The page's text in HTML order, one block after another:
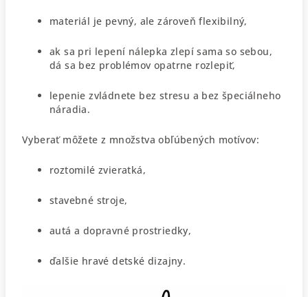
materiál je pevný, ale zároveň flexibilný,
ak sa pri lepení nálepka zlepí sama so sebou,
dá sa bez problémov opatrne rozlepiť,
lepenie zvládnete bez stresu a bez špeciálneho
náradia.
Vyberať môžete z množstva obľúbených motívov:
roztomilé zvieratká,
stavebné stroje,
autá a dopravné prostriedky,
ďalšie hravé detské dizajny.